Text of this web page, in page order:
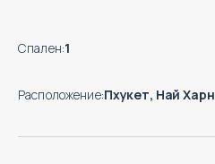
Спален:1
Расположение:Пхукет, Най Харн